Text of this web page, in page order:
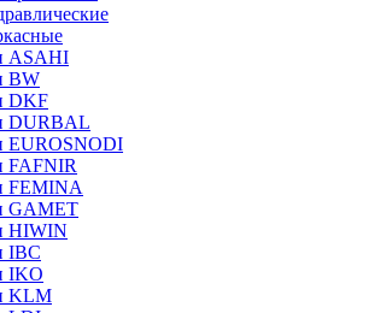
ASAHI
BW
DKF
DURBAL
FAFNIR
FEMINA
GAMET
HIWIN
IBC
IKO
KLM